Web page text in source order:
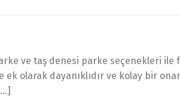
ve taş denesi parke seçenekleri
olarak dayanıklıdır ve kolay bir